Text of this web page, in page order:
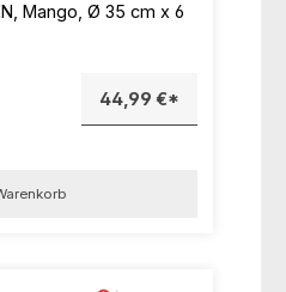
Mango, Ø 35 cm x 6
44,99 €*